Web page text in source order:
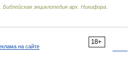
энциклопедия арх. Никифора.
18+
на сайте